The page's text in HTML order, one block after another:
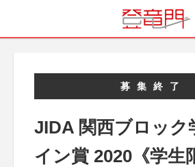
募集終了
JIDA 関西ブロック
イン賞 2020《学生